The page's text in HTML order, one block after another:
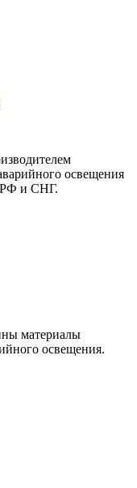
освещения
РФ и СНГ.
материалы
освещения.